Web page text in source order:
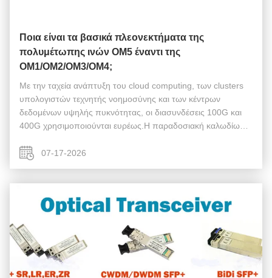
Ποια είναι τα βασικά πλεονεκτήματα της
πολυμέτωπης ινών OM5 έναντι της
OM1/OM2/OM3/OM4;
Με την ταχεία ανάπτυξη του cloud computing, των clusters
υπολογιστών τεχνητής νοημοσύνης και των κέντρων
δεδομένων υψηλής πυκνότητας, οι διασυνδέσεις 100G και
400G χρησιμοποιούνται ευρέως.Η παραδοσιακή καλωδίωση
συμπεριλαμβανομένης της αύξησης ...
07-17-2026